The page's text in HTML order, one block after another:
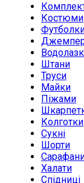
Костюми
Штани
Труси
Майки
Піжами
Колготки
Сукні
Шорти
Халати
Спідниці